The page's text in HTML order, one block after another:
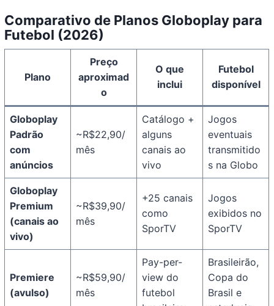
Comparativo de Planos Globoplay para
Futebol (2026)
Plano
Preço
aproximad
o
O que
inclui
Futebol
disponível
Globoplay
Padrão
com
anúncios
~R$22,90/
mês
Catálogo +
alguns
canais ao
vivo
Jogos
eventuais
transmitido
s na Globo
Globoplay
Premium
(canais ao
vivo)
~R$39,90/
mês
+25 canais
como
SporTV
Jogos
exibidos no
SporTV
Premiere
(avulso)
~R$59,90/
mês
Pay-per-
view do
futebol
Brasileirão,
Copa do
Brasil e